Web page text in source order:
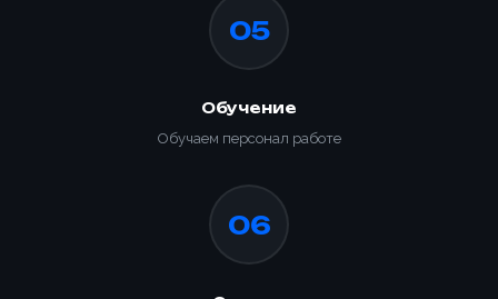
05
Обучение
Обучаем персонал работе
06